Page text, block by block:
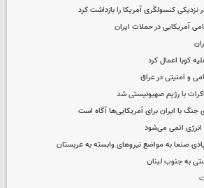
نزدیکی کنسولگری آمریکا را بازداشت کرد
کوبا اعمال کرد
و امنیتی در عراق
با رژیم صهیونیستی شد
با ایران برای آمریکایی‌ها آگاه است
انرژی اتمی می‌شود
صنعا به مواضع نیروهای وابسته به عربستان
به جنوب لبنان